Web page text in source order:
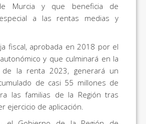
Murcia y que beneficia de
a las rentas medias y
fiscal, aprobada en 2018 por el
y que culminará en la
de la renta 2023, generará un
de casi 55 millones de
las familias de la Región tras
ejercicio de aplicación.